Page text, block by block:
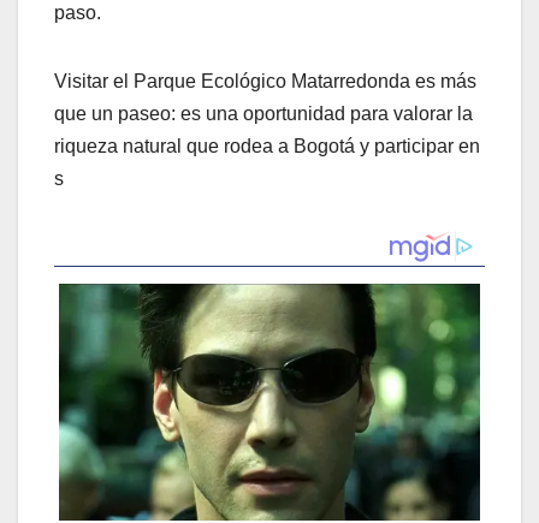
paso.
Visitar el Parque Ecológico Matarredonda es más
que un paseo: es una oportunidad para valorar la
riqueza natural que rodea a Bogotá y participar en
s